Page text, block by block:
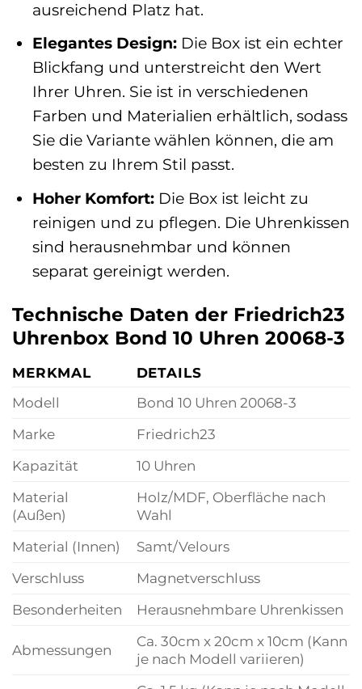
ausreichend Platz hat.
Elegantes Design:Die Box ist ein echter
Blickfang und unterstreicht den Wert
Ihrer Uhren. Sie ist in verschiedenen
Farben und Materialien erhältlich, sodass
Sie die Variante wählen können, die am
besten zu Ihrem Stil passt.
Hoher Komfort:Die Box ist leicht zu
reinigen und zu pflegen. Die Uhrenkissen
sind herausnehmbar und können
separat gereinigt werden.
Technische Daten der Friedrich23
Uhrenbox Bond 10 Uhren 20068-3
MERKMAL
DETAILS
Modell
Bond 10 Uhren 20068-3
Marke
Friedrich23
Kapazität
10 Uhren
Material
(Außen)
Holz/MDF, Oberfläche nach
Wahl
Material (Innen)
Samt/Velours
Verschluss
Magnetverschluss
Besonderheiten
Herausnehmbare Uhrenkissen
Abmessungen
Ca. 30cm x 20cm x 10cm (Kann
je nach Modell variieren)